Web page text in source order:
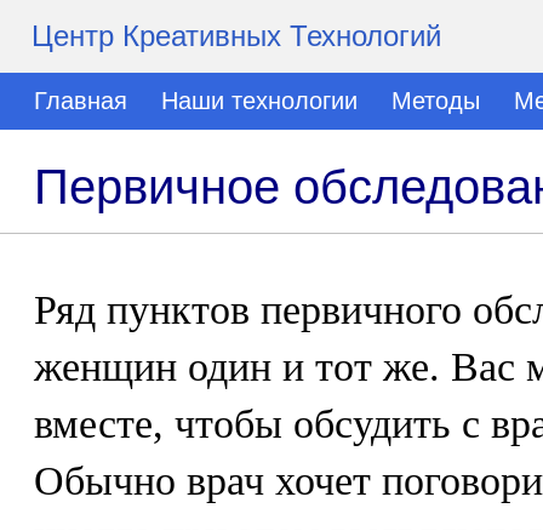
Центр Креативных Технологий
Главная Наши технологии Методы
Первичное
Ряд пунктов первичного
женщин один и тот же. Вас
вместе, чтобы обсудить с
Обычно врач хочет